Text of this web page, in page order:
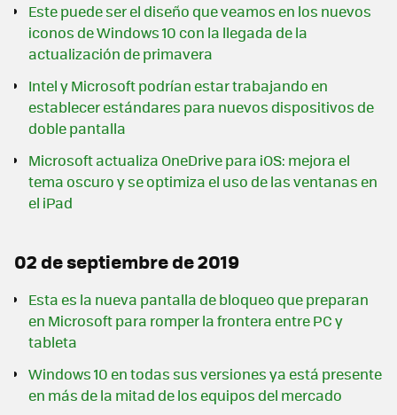
Este puede ser el diseño que veamos en los nuevos
iconos de Windows 10 con la llegada de la
actualización de primavera
Intel y Microsoft podrían estar trabajando en
establecer estándares para nuevos dispositivos de
doble pantalla
Microsoft actualiza OneDrive para iOS: mejora el
tema oscuro y se optimiza el uso de las ventanas en
el iPad
02 de septiembre de 2019
Esta es la nueva pantalla de bloqueo que preparan
en Microsoft para romper la frontera entre PC y
tableta
Windows 10 en todas sus versiones ya está presente
en más de la mitad de los equipos del mercado